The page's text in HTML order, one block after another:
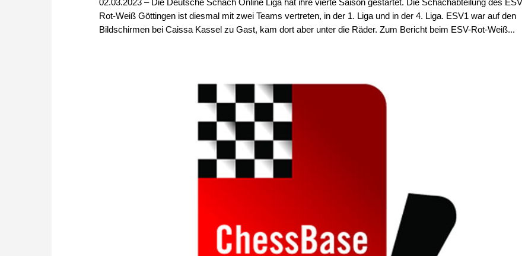
Rot-Weiß Göttingen ist diesmal mit zwei Teams vertreten, in der 1. Liga und in der 4. Liga. ESV1 war auf den
Bildschirmen bei Caissa Kassel zu Gast, kam dort aber unter die Räder. Zum Bericht beim ESV-Rot-Weiß...